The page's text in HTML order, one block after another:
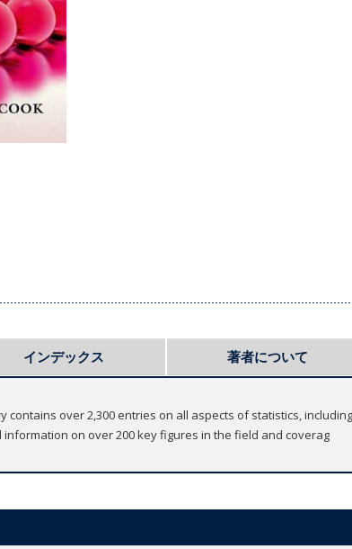
インデックス 著者について
contains over 2,300 entries on all aspects of statistics,
on over 200 key figures in the field and coverag